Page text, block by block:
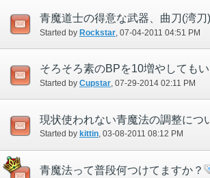
Started by Rockstar ‎, 07-04-2011 04:51 PM
Started by Cupstar‎, 07-29-2014 02:11 PM
現状使われない青魔法の調整につ
Started by kittin‎, 03-08-2011 08:12 PM
青魔法って普段何つけてますか？